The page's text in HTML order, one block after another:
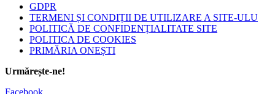
GDPR
TERMENI ȘI CONDIȚII DE UTILIZARE A SITE-ULU
POLITICĂ DE CONFIDENȚIALITATE SITE
POLITICA DE COOKIES
PRIMĂRIA ONEȘTI
Urmărește-ne!
Facebook